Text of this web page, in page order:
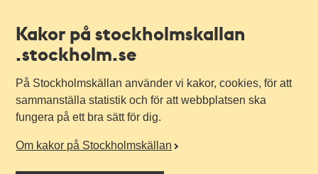
Kakor på stockholmskallan
.stockholm.se
På Stockholmskällan använder vi kakor, cookies, för att
sammanställa statistik och för att webbplatsen ska
fungera på ett bra sätt för dig.
Om kakor på Stockholmskällan